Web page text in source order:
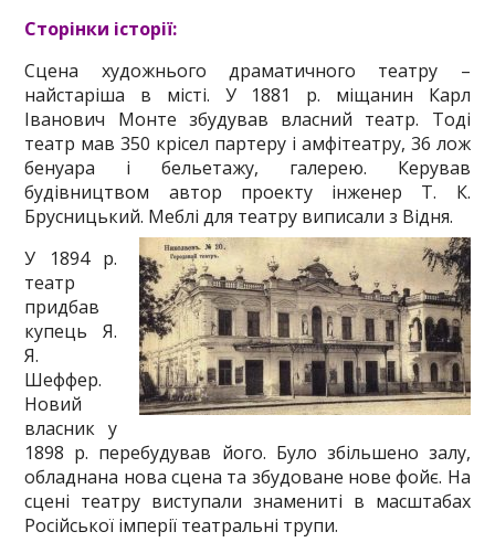
Сторінки історії:
Сцена художнього драматичного театру –
найстаріша в місті. У 1881 р. міщанин Карл
Іванович Монте збудував власний театр. Тоді
театр мав 350 крісел партеру і амфітеатру, 36 лож
бенуара і бельетажу, галерею. Керував
будівництвом автор проекту інженер Т. К.
Брусницький. Меблі для театру виписали з Відня.
У 1894 р.
театр
придбав
купець Я.
Я.
Шеффер.
Новий
власник у
1898 р. перебудував його. Було збільшено залу,
обладнана нова сцена та збудоване нове фойє. На
сцені театру виступали знамениті в масштабах
Російської імперії театральні трупи.